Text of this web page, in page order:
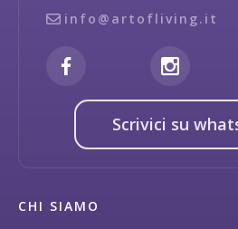
info@artofliving.it
Scrivici su
CHI SIAMO